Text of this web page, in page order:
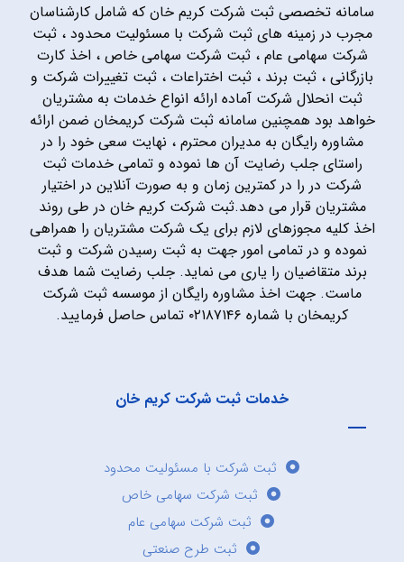
سامانه تخصصی ثبت شرکت کریم خان که شامل کارشناسان
مجرب در زمینه های ثبت شرکت با مسئولیت محدود ، ثبت
شرکت سهامی عام ، ثبت شرکت سهامی خاص ، اخذ کارت
بازرگانی ، ثبت برند ، ثبت اختراعات ، ثبت تغییرات شرکت و
ثبت انحلال شرکت آماده ارائه انواع خدمات به مشتریان
خواهد بود همچنین سامانه ثبت شرکت کریمخان ضمن ارائه
مشاوره رایگان به مدیران محترم ، نهایت سعی خود را در
راستای جلب رضایت آن ها نموده و تمامی خدمات ثبت
شرکت در را در کمترین زمان و به صورت آنلاین در اختیار
مشتریان قرار می دهد.ثبت شرکت کریم خان در طی روند
اخذ کلیه مجوزهای لازم برای یک شرکت مشتریان را همراهی
نموده و در تمامی امور جهت به ثبت رسیدن شرکت و ثبت
برند متقاضیان را یاری می نماید. جلب رضایت شما هدف
ماست. جهت اخذ مشاوره رایگان از موسسه ثبت شرکت
کریمخان با شماره ۰۲۱۸۷۱۴۶ تماس حاصل فرمایید.
خدمات ثبت شرکت کریم خان
ثبت شرکت با مسئولیت محدود
ثبت شرکت سهامی خاص
ثبت شرکت سهامی عام
ثبت طرح صنعتی